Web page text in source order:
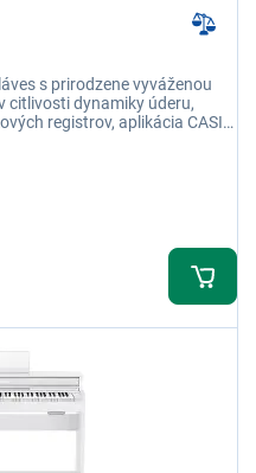
s prirodzene vyváženou
citlivosti dynamiky úderu,
registrov, aplikácia CASIO